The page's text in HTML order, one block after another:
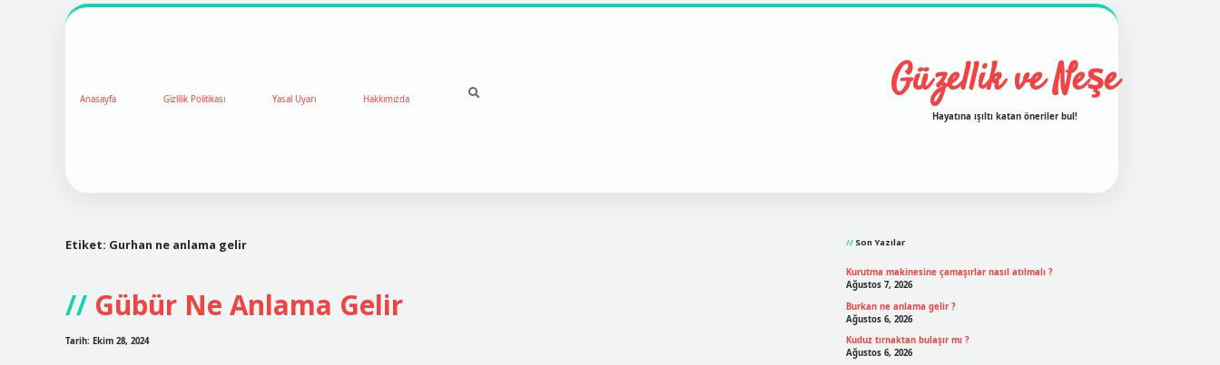
Anasayfa Gizlilik Politikası Yasal Uyarı Hakkımızda Güzellik ve Neşe
Hayatına ışıltı katan öneriler bul!
Etiket: Gurhan ne anlama gelir
Gübür Ne Anlama Gelir
Tarih: Ekim 28, 2024
Son Yazılar
Kurutma makinesine çamaşırlar nasıl atılmalı ?
Ağustos 7, 2026
Burkan ne anlama gelir ?
Ağustos 6, 2026
Kuduz tırnaktan bulaşır mı ?
Ağustos 6, 2026